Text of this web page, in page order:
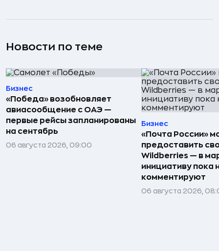
Новости по теме
Бизнес
«Победа» возобновляет
авиасообщение с ОАЭ —
первые рейсы запланированы
на сентябрь
06 августа 2026, 09:00
Бизнес
«Почта России»
предоставить
Wildberries — в
инициативу пока
комментируют
06 августа 2026,